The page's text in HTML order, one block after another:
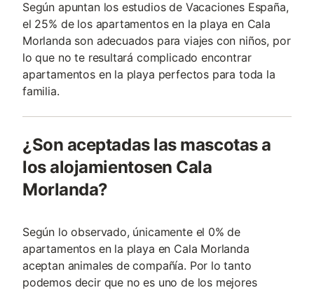
Según apuntan los estudios de Vacaciones España,
el 25% de los apartamentos en la playa en Cala
Morlanda son adecuados para viajes con niños, por
lo que no te resultará complicado encontrar
apartamentos en la playa perfectos para toda la
familia.
¿Son aceptadas las mascotas a
los alojamientosen Cala
Morlanda?
Según lo observado, únicamente el 0% de
apartamentos en la playa en Cala Morlanda
aceptan animales de compañía. Por lo tanto
podemos decir que no es uno de los mejores